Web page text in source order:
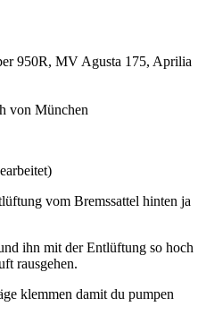
950R, MV Agusta 175, Aprilia
von München
vom Bremssattel hinten ja
ihn mit der Entlüftung so hoch
rausgehen.
klemmen damit du pumpen